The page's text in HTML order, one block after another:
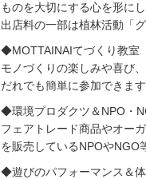
ものを大切にする心を形に
出店料の一部は植林活動「
◆MOTTAINAIてづくり教室
モノづくりの楽しみや喜び
だれでも簡単に参加できます
◆環境プロダクツ＆NPO・
フェアトレード商品やオー
を販売しているNPOやNGO
◆遊びのパフォーマンス＆